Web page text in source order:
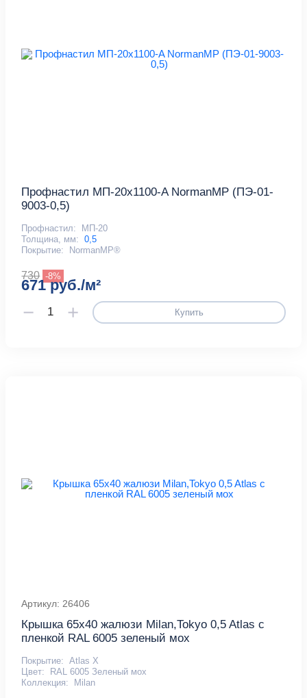
Профнастил МП-20x1100-A NormanMP (ПЭ-01-
9003-0,5)
Профнастил:
МП-20
Толщина, мм: 0,5
Покрытие:
NormanMP®
730 -8%
671 руб./м²
Купить
Артикул: 26406
Крышка 65х40 жалюзи Milan,Tokyo 0,5 Atlas с
пленкой RAL 6005 зеленый мох
Покрытие: Atlas X
Цвет:
RAL 6005 Зеленый мох
Коллекция:
Milan